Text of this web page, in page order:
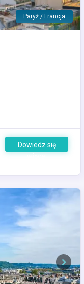
Paryż / Francja
Dowiedz się
więcej
Next